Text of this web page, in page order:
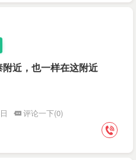
近，也一样在这附近
评论一下(0)